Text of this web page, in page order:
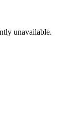
unavailable.